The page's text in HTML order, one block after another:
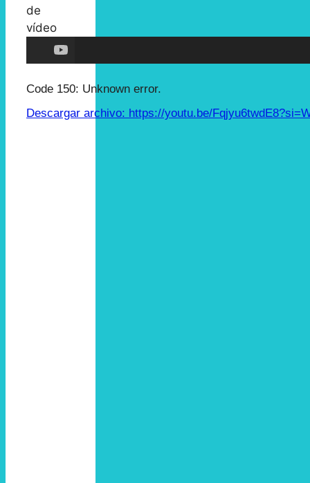
de
vídeo
Code 150: Unknown error.
Descargar archivo: https://youtu.be/